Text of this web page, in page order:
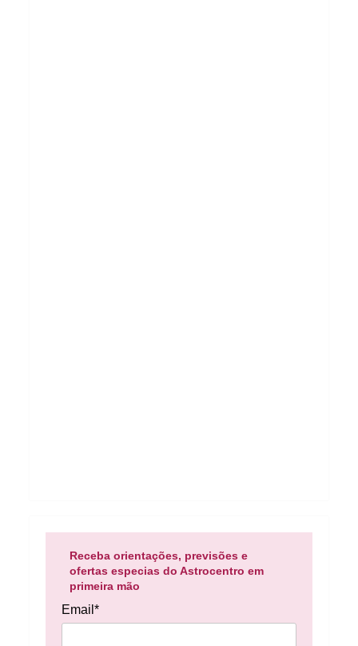
Receba orientações, previsões e
ofertas especias do Astrocentro em
primeira mão
Email*